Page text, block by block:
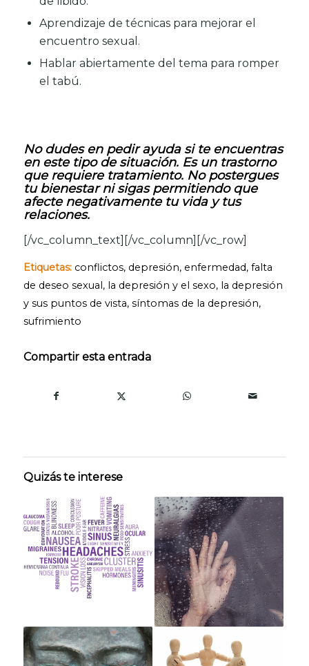
Aprendizaje de técnicas para mejorar el
encuentro sexual.
Hablar abiertamente del tema para romper
el tabú.
No dudes en pedir ayuda si te encuentras
en este tipo de situación. Es un trastorno
que requiere tratamiento. No postergues
tu bienestar ni sigas permitiendo que
afecte negativamente tu vida y tus
relaciones.
[/vc_column_text][/vc_column][/vc_row]
Etiquetas: conflictos, depresión, enfermedad, falta
de deseo sexual , la depresión y el sexo, la depresión
y sus puntos de vista, síntomas de la depresión,
sufrimiento
Compartir esta entrada
Quizás te interese